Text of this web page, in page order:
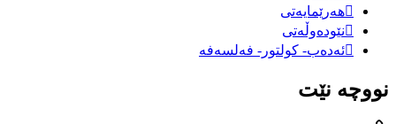
هەرێمایەتی
نێودەوڵەتی
ئەدەب- کولتور- فەلسەفە
نووچە نێت